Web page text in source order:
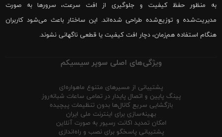
به منظور حفظ کیفیت و جلوگیری از افت سرعت، سرورها به صورت
مدیریت‌شده و توزیع‌شده طراحی شده‌اند. این ساختار باعث می‌شود کاربران
هنگام استفاده هم‌زمان، دچار افت کیفیت یا قطعی ناگهانی نشوند.
ویژگی‌های اصلی سوپر سیسیکم
پشتیبانی از مسیرهای متنوع ماهواره‌ای
پینگ پایین و اتصال پایدار در تمامی ساعات شبانه‌روز
بازگشایی سریع کانال‌ها بدون تنظیمات پیچیده
بهینه‌سازی برای اینترنت ملی ایران
امکان تمدید اکانت رسیور به صورت آنلاین
پشتیبانی پاسخگو برای نصب و راه‌اندازی